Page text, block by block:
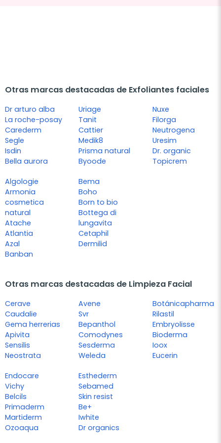
Otras marcas destacadas de Exfoliantes faciales
Dr arturo alba
La roche-posay
Carederm
Segle
Isdin
Bella aurora
Uriage
Tanit
Cattier
Medik8
Prisma natural
Byoode
Nuxe
Filorga
Neutrogena
Uresim
Dr. organic
Topicrem
Algologie
Armonia
cosmetica
natural
Atache
Atlantia
Azal
Banban
Bema
Boho
Born to bio
Bottega di
lungavita
Cetaphil
Dermilid
Otras marcas destacadas de Limpieza Facial
Cerave
Caudalie
Gema herrerias
Apivita
Sensilis
Neostrata
Avene
Svr
Bepanthol
Comodynes
Sesderma
Weleda
Botánicapharma
Rilastil
Embryolisse
Bioderma
Ioox
Eucerin
Endocare
Vichy
Belcils
Primaderm
Martiderm
Ozoaqua
Esthederm
Sebamed
Skin resist
Be+
Iwhite
Dr organics